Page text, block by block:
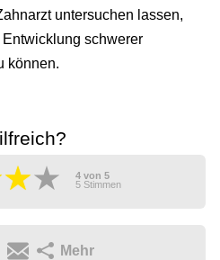
untersuchen lassen,
schwerer
können.
4 von 5
5 Stimmen
Mehr